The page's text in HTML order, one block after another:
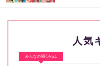
人気
みんなの関心No.1